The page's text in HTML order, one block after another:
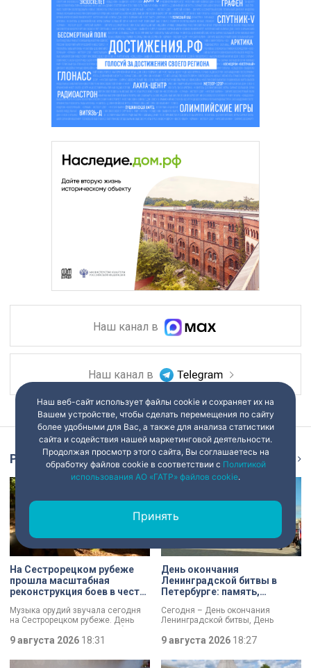
Наш канал в
Наш канал в
Репортаж
На Сестрорецком рубеже
прошла масштабная
реконструкция боев в честь
Ленинградской битвы
Музыка орудий звучала сегодня
на Сестрорецком рубеже. День
окончания Ленинградской битвы
вспоминали и через
реконструкции. Масштабное
сражение стало предвестником
9 августа 2026 18:31
День окончания
Ленинградской битвы в
Петербурге: память,
созданию нового
мемориала
Сегодня – День окончания
Ленинградской битвы, День
обращении губернатор Александр
Беглов и председатель
Законодательного собрания
9 августа 2026 18:27
Наш веб-сайт использует файлы cookie и сохраняет их на
Вашем устройстве, чтобы сделать перемещения по сайту
более удобными для Вас, а также для анализа статистики
сайта и содействия нашей маркетинговой деятельности.
Продолжая просмотр этого сайта, Вы соглашаетесь на
обработку файлов cookie в соответствии с Политикой
использования АО «ГАТР» файлов cookie.
Принять